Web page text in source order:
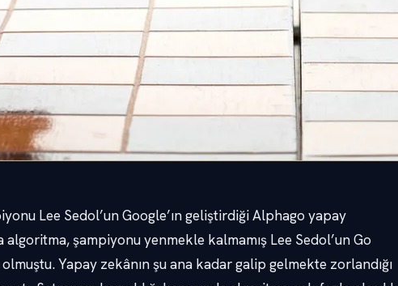
Lee Sedol’un Google’ın geliştirdiği Alphago yapay
algoritma, şampiyonu yenmekle kalmamış Lee Sedol’un Go
Yapay zekânın şu ana kadar galip gelmekte zorlandığı